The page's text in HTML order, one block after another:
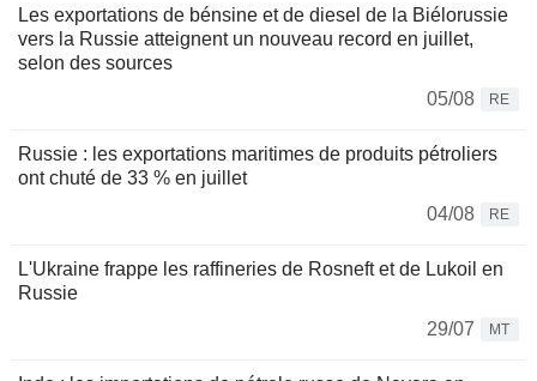
Les exportations de bénsine et de diesel de la Biélorussie
vers la Russie atteignent un nouveau record en juillet,
selon des sources
05/08
RE
Russie : les exportations maritimes de produits pétroliers
ont chuté de 33 % en juillet
04/08
RE
L'Ukraine frappe les raffineries de Rosneft et de Lukoil en
Russie
29/07
MT